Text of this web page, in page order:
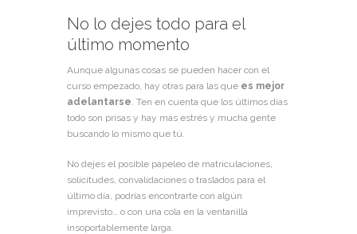
No lo dejes todo para el
último momento
Aunque algunas cosas se pueden hacer con el
curso empezado, hay otras para las que es mejor
adelantarse. Ten en cuenta que los últimos días
todo son prisas y hay más estrés y mucha gente
buscando lo mismo que tú.
No dejes el posible papeleo de matriculaciones,
solicitudes, convalidaciones o traslados para el
último día, podrías encontrarte con algún
imprevisto… o con una cola en la ventanilla
insoportablemente larga.